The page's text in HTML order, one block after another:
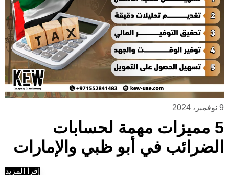
9 نوفمبر، 2024
5 مميزات مهمة لحسابات
الضرائب في أبو ظبي والإمارات
إقرأ المزيد